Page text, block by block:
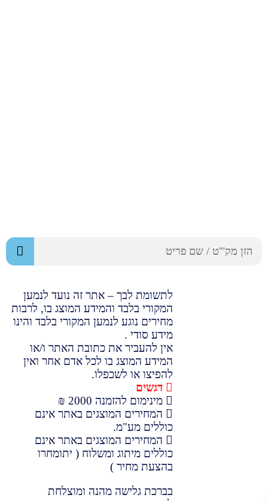
לתשומת לבך – אתר זה נועד לנמען
המקורי בלבד והמידע המוצג בו, לרבות
מחירים נוגע לנמען המקורי בלבד והינו
מידע סודי .
אין להעביר את כתובת האתר ו/או
המידע המוצג בו לכל אדם אחר ואין
להפיצו או לשכפלו.
דגשים
מינימום להזמנה 2000 ₪
המחירים המוצגים באתר אינם
כוללים מע"מ.
המחירים המוצגים באתר אינם
כוללים מיתוג ומשלוח ( יתומחרו
בהצעת מחיר )
בברכת גלישה מהנה ומוצלחת